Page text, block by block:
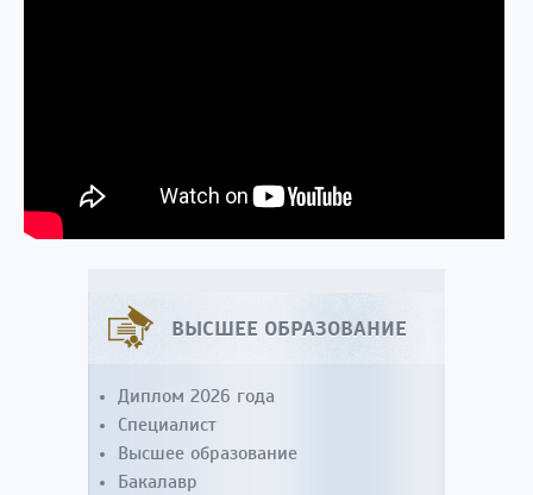
ВЫСШЕЕ ОБРАЗОВАНИЕ
Диплом 2026 года
Специалист
Высшее образование
Бакалавр